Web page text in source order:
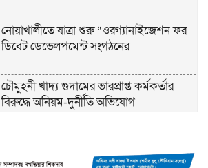
নোয়াখালীতে যাত্রা শুরু “ওরগ্যানাইজেশন ফর
ডিবেট ডেভেলপমেন্ট সংগঠনের
চৌমুহনী খাদ্য গুদামের ভারপ্রাপ্ত কর্মকর্তার
বিরুদ্ধে অনিয়ম-দুর্নীতি অভিযোগ
বনভোজন অনুষ্ঠিত